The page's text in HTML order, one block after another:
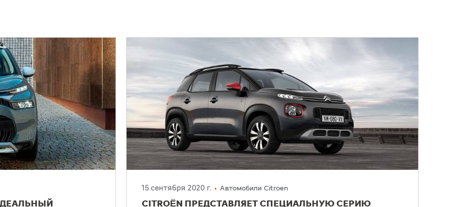
15 сентября 2020 г. Автомобили Citroen
CITROËN ПРЕДСТАВЛЯЕТ СПЕЦИАЛЬНУЮ СЕРИЮ